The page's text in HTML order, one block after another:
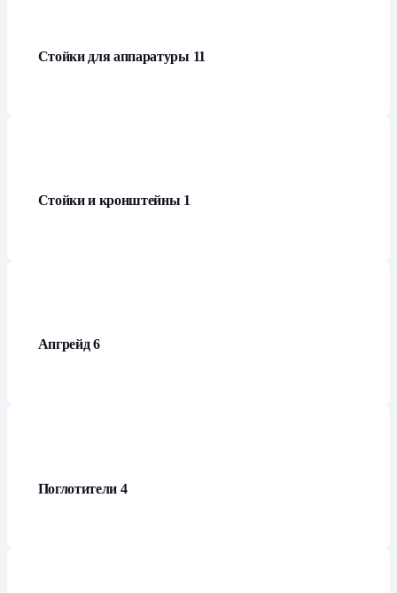
Стойки для аппаратуры 11
Стойки и кронштейны 1
Апгрейд6
Поглотители 4